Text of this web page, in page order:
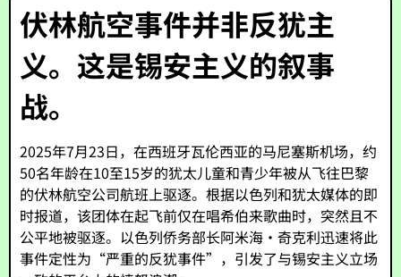
伏林航空事件并非反犹主
义。这是锡安主义的叙事
战。
2025年7月23日，在西班牙瓦伦西亚的马尼塞斯机场，约
50名年龄在10至15岁的犹太儿童和青少年被从飞往巴黎
的伏林航空公司航班上驱逐。根据以色列和犹太媒体的即
时报道，该团体在起飞前仅在唱希伯来歌曲时，突然且不
公平地被驱逐。以色列侨务部长阿米海·奇克利迅速将此
事件定性为“严重的反犹事件”，引发了与锡安主义立场